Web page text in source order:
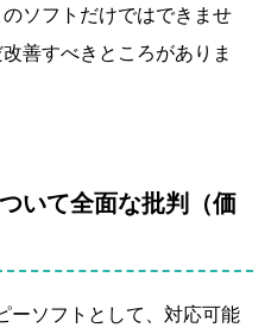
ソフトだけではできませ
善すべきところがありま
いて全面な批判（価
ーソフトとして、対応可能